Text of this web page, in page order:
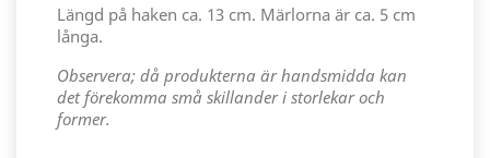
Längd på haken ca. 13 cm. Märlorna är ca. 5 cm
långa.
Observera; då produkterna är handsmidda kan
det förekomma små skillander i storlekar och
former.